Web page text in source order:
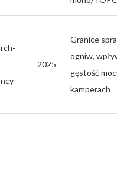
2025
Granice
ogniw,
gęstość
kamperach